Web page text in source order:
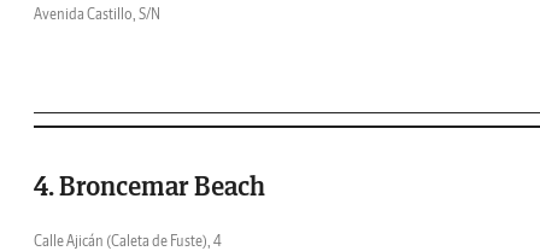
Avenida Castillo, S/N
4. Broncemar Beach
Calle Ajicán (Caleta de Fuste), 4